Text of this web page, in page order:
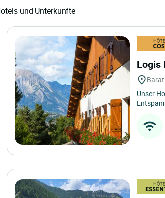
und Unterkünfte
Logis
Unser